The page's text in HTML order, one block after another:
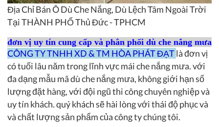
Địa Chỉ Bán Ô Dù Che Nắng, Dù Lệch Tâm Ngoài Trời
Tại THÀNH PHỐ Thủ Đức - TPHCM
đơn vị uy tín cung cấp và phân phối dù che nắng mưa
CÔNG TY TNHH XD & TM HÒA PHÁT ĐẠTlà đơn vị
có tuổi lâu năm trong lĩnh vực mái che nắng mưa. với
đa dạng mẫu mã dù che nắng mưa, không giới hạn số
lượng đặt hàng, với đội ngũ thi công chuyên nghiệp và
uy tín khách. quý khách sẽ hài lòng với thái độ phục và
và chất lượng sản phẩm của công ty chúng tôi.